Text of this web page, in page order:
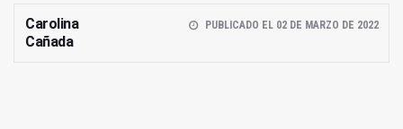
Carolina
Cañada
PUBLICADO EL 02 DE MARZO DE 2022